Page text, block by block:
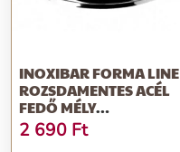
INOXIBAR FORMA LINE
ROZSDAMENTES ACÉL
FEDŐ MÉLY
SERPENYŐKHÖZ, 14...
2 690 Ft